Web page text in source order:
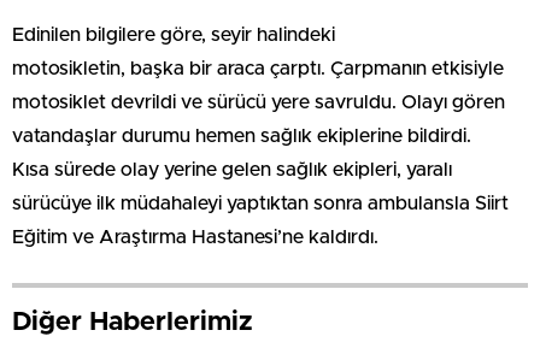
Edinilen bilgilere göre, seyir halindeki
motosikletin, başka bir araca çarptı. Çarpmanın etkisiyle
motosiklet devrildi ve sürücü yere savruldu. Olayı gören
vatandaşlar durumu hemen sağlık ekiplerine bildirdi.
Kısa sürede olay yerine gelen sağlık ekipleri, yaralı
sürücüye ilk müdahaleyi yaptıktan sonra ambulansla Siirt
Eğitim ve Araştırma Hastanesi’ne kaldırdı.
Diğer Haberlerimiz